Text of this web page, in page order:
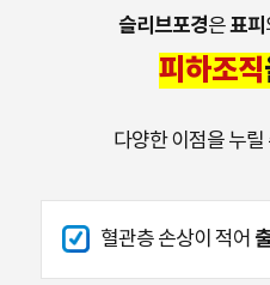
슬리브포경은표피
피하조직
다양한 이점을 누
혈관층 손상이 적어